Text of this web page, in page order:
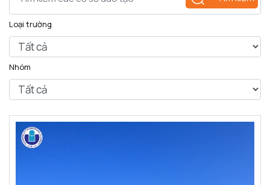
Loại trường
Nhóm